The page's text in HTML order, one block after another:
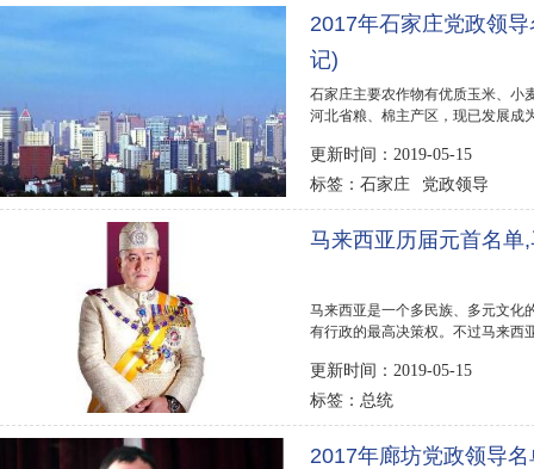
2017年石家庄党政领
记)
石家庄主要农作物有优质玉米、小
河北省粮、棉主产区，现已发展成
更新时间：2019-05-15
标签： 石家庄 党政领导
马来西亚历届元首名单
马来西亚是一个多民族、多元文化
有行政的最高决策权。不过马来西
更新时间：2019-05-15
标签： 总统
2017年廊坊党政领导